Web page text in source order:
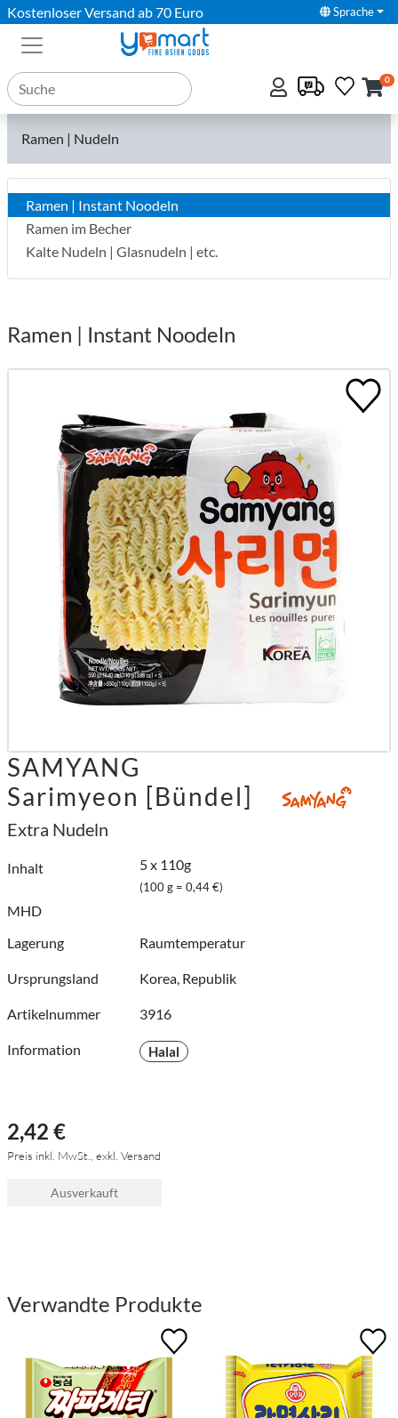
Kostenloser Versand ab 70 Euro Sprache
0
Ramen | Nudeln
Ramen | Instant Noodeln
Ramen im Becher
Kalte Nudeln | Glasnudeln | etc.
Ramen | Instant Noodeln
SAMYANG
Sarimyeon [Bündel]
Extra Nudeln
Inhalt 5 x 110g
(100 g = 0,44 €)
MHD
Lagerung
Raumtemperatur
Ursprungsland Korea, Republik
Artikelnummer 3916
Information Halal
2,42 €
Preis inkl. MwSt., exkl. Versand
Ausverkauft
Verwandte Produkte